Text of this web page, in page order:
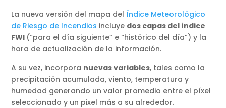
La nueva versión del mapa del Índice Meteorológico
de Riesgo de Incendios incluye dos capas del índice
FWI (“para el día siguiente” e “histórico del día”) y la
hora de actualización de la información.
A su vez, incorpora nuevas variables, tales como la
precipitación acumulada, viento, temperatura y
humedad generando un valor promedio entre el píxel
seleccionado y un pixel más a su alrededor.